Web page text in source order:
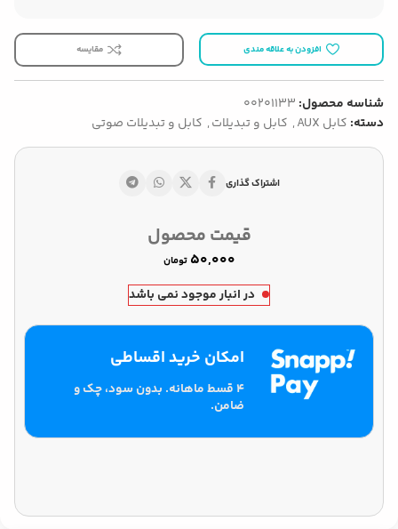
افزودن به علاقه مندی مقایسه
شناسه محصول: 00201133
دسته: کابل AUX , کابل و تبدیلات, کابل و تبدیلات صوتی
اشتراک گذاری
قیمت محصول
تومان
در انبار موجود نمی باشد
امکان خرید اقساطی
۴ قسط ماهانه. بدون سود، چک و
ضامن.